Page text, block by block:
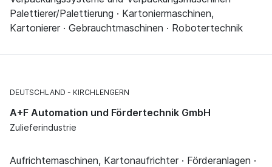
Palettierer/Palettierung · Kartoniermaschinen,
Kartonierer · Gebrauchtmaschinen · Robotertechnik
DEUTSCHLAND KIRCHLENGERN
A+F Automation und Fördertechnik GmbH
Zulieferindustrie
Aufrichtemaschinen, Kartonaufrichter · Förderanlagen ·